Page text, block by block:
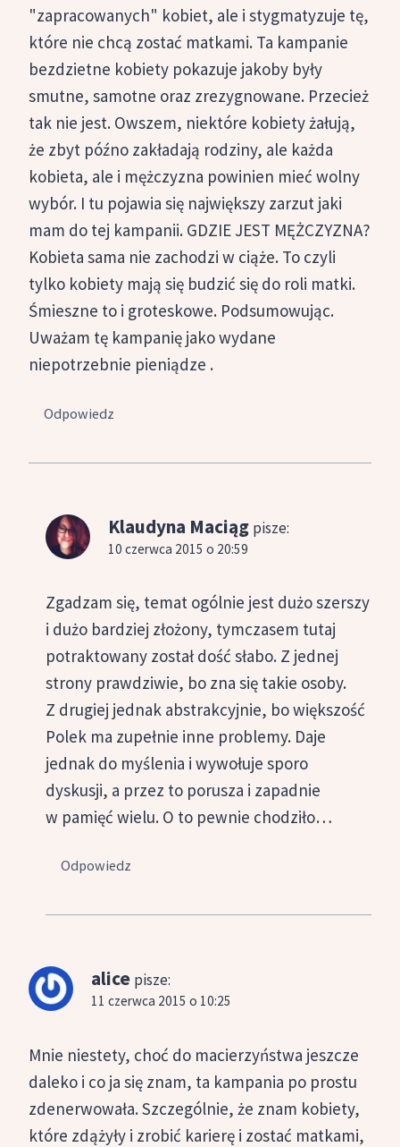
"zapracowanych" kobiet, ale i stygmatyzuje tę,
które nie chcą zostać matkami. Ta kampanie
bezdzietne kobiety pokazuje jakoby były
smutne, samotne oraz zrezygnowane. Przecież
tak nie jest. Owszem, niektóre kobiety żałują,
że zbyt późno zakładają rodziny, ale każda
kobieta, ale i mężczyzna powinien mieć wolny
wybór. I tu pojawia się największy zarzut jaki
mam do tej kampanii. GDZIE JEST MĘŻCZYZNA?
Kobieta sama nie zachodzi w ciąże. To czyli
tylko kobiety mają się budzić się do roli matki.
Śmieszne to i groteskowe. Podsumowując.
Uważam tę kampanię jako wydane
niepotrzebnie pieniądze .
Odpowiedz
Klaudyna Maciąg pisze:
10 czerwca 2015 o 20:59
Zgadzam się, temat ogólnie jest dużo szerszy
i dużo bardziej złożony, tymczasem tutaj
potraktowany został dość słabo. Z jednej
strony prawdziwie, bo zna się takie osoby.
Z drugiej jednak abstrakcyjnie, bo większość
Polek ma zupełnie inne problemy. Daje
jednak do myślenia i wywołuje sporo
dyskusji, a przez to porusza i zapadnie
w pamięć wielu. O to pewnie chodziło…
Odpowiedz
alice pisze:
11 czerwca 2015 o 10:25
Mnie niestety, choć do macierzyństwa jeszcze
daleko i co ja się znam, ta kampania po prostu
zdenerwowała. Szczególnie, że znam kobiety,
które zdążyły i zrobić karierę i zostać matkami,